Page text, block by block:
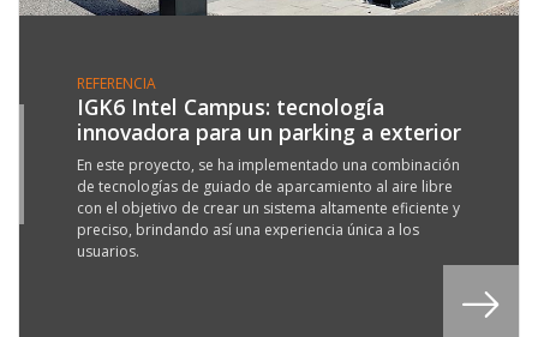
REFERENCIA
IGK6 Intel Campus: tecnología
innovadora para un parking a exterior
En este proyecto, se ha implementado una combinación
de tecnologías de guiado de aparcamiento al aire libre
con el objetivo de crear un sistema altamente eficiente y
preciso, brindando así una experiencia única a los
usuarios.